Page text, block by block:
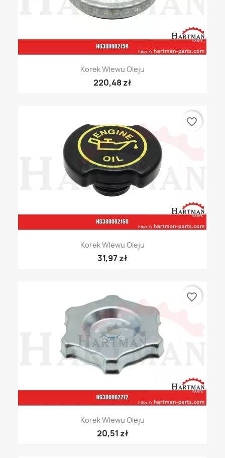
Korek Wlewu Oleju
220,48 zł
Korek Wlewu Oleju
31,97 zł
favorite_border
Korek Wlewu Oleju
20,51 zł
favorite_border